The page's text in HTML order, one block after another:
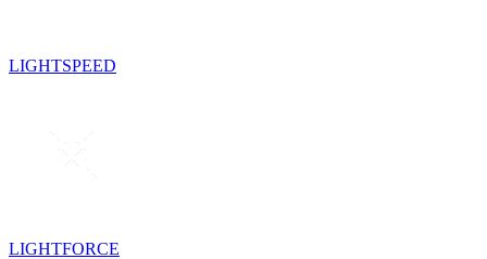
LIGHTSPEED
LIGHTFORCE